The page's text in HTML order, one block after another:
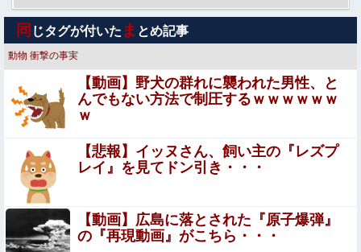
彼女にストゼロ飲ませながらセッ○スしたらこうなるｗｗ
ｗ
【画像】 J Kダンス部、なぜか部員の８割が巨 乳で揺れま
くりなんだがｗｗｗｗｗｗｗｗｗｗ（動画あり）
【警告】医師「米国では”ヘロインと同じくらいヤバい
薬”が日本では平気で処方されてる」
【動画】 ノーパン女さん、激写されてしまうｗｗｗwｗｗ
ｗｗｗｗｗｗ❤
ガンダムの玩具は差し替え変形より完全変形する方が
いいよね
同 じタグが付いた ま とめ記事
動物 衝撃の事実
【動画】野犬の群れに襲われた男性、と
んでもない方法で制圧するｗｗｗｗｗｗ
ｗ
【悲報】イッヌさん、飼い主の『レズプ
レイ』を見てドン引き・・・
【動画】広島に落とされた『原子爆弾』
の『再現動画』がこちら・・・